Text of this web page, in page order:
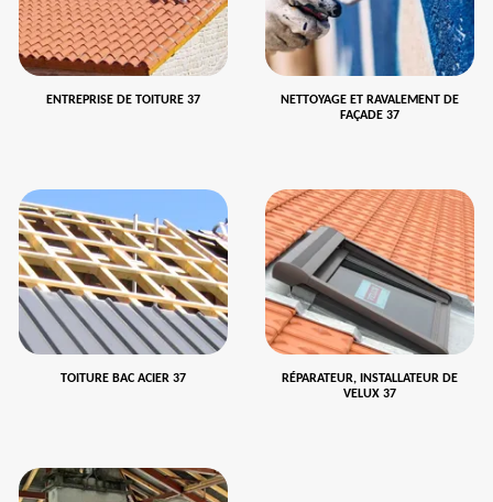
ENTREPRISE DE TOITURE 37
NETTOYAGE ET RAVALEMENT DE
FAÇADE 37
TOITURE BAC ACIER 37
RÉPARATEUR, INSTALLATEUR DE
VELUX 37